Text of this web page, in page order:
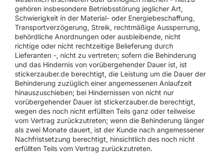
gehören insbesondere Betriebsstörung jeglicher Art,
Schwierigkeit in der Material- oder Energiebeschaffung,
Transportverzögerung, Streik, rechtmäßige Aussperrung,
behördliche Anordnungen oder ausbleibende, nicht
richtige oder nicht rechtzeitige Belieferung durch
Lieferanten -, nicht zu vertreten; sofern die Behinderung
und das Hindernis von vorübergehender Dauer ist, ist
stickerzauber.de berechtigt, die Leistung um die Dauer der
Behinderung zuzüglich einer angemessenen Anlaufzeit
hinauszuschieben; bei Hindernissen von nicht nur
vorübergehender Dauer ist stickerzauber.de berechtigt,
wegen des noch nicht erfüllten Teils ganz oder teilweise
vom Vertrag zurückzutreten; wenn die Behinderung länger
als zwei Monate dauert, ist der Kunde nach angemessener
Nachfristsetzung berechtigt, hinsichtlich des noch nicht
erfüllten Teils vom Vertrag zurückzutreten.